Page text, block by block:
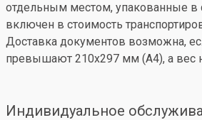
отдельным местом, упакованные в
включен в стоимость
Доставка документов возможна,
превышают 210x297 мм (А4), а вес
Индивидуальное